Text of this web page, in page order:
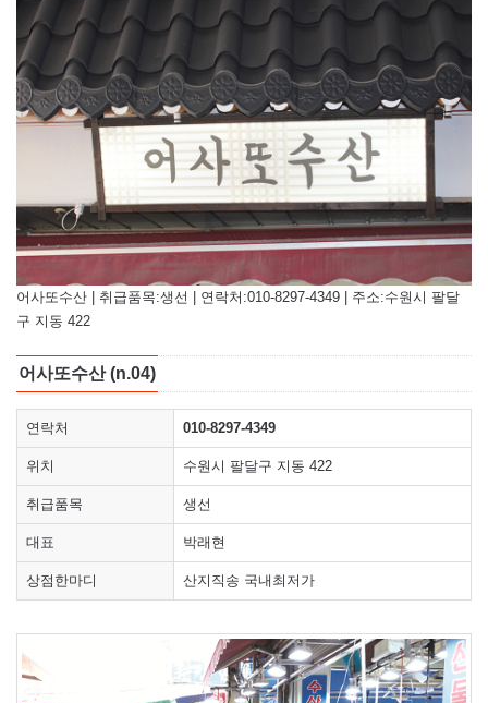
어사또수산 | 취급품목:생선 | 연락처:010-8297-4349 | 주소:수원시 팔달
구 지동 422
어사또수산 (n.04)
연락처 010-8297-4349
위치 수원시 팔달구 지동 422
취급품목 생선
대표 박래현
상점한마디 산지직송 국내최저가